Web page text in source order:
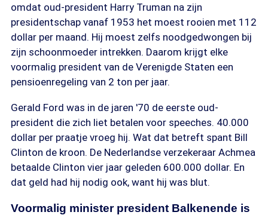
omdat oud-president Harry Truman na zijn
presidentschap vanaf 1953 het moest rooien met 112
dollar per maand. Hij moest zelfs noodgedwongen bij
zijn schoonmoeder intrekken. Daarom krijgt elke
voormalig president van de Verenigde Staten een
pensioenregeling van 2 ton per jaar.
Gerald Ford was in de jaren '70 de eerste oud-
president die zich liet betalen voor speeches. 40.000
dollar per praatje vroeg hij. Wat dat betreft spant Bill
Clinton de kroon. De Nederlandse verzekeraar Achmea
betaalde Clinton vier jaar geleden 600.000 dollar. En
dat geld had hij nodig ook, want hij was blut.
Voormalig minister president Balkenende is